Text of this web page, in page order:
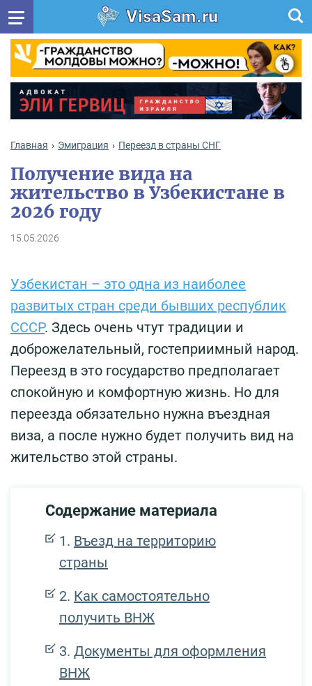
VisaSam.ru
Главная Эмиграция Переезд в страны СНГ
Получение вида на
жительство в Узбекистане в
2026 году
15.05.2026
Узбекистан – это одна из наиболее
развитых стран среди бывших республик
СССР. Здесь очень чтут традиции и
доброжелательный, гостеприимный народ.
Переезд в это государство предполагает
спокойную и комфортную жизнь. Но для
переезда обязательно нужна въездная
виза, а после нужно будет получить вид на
жительство этой страны.
Содержание материала
Въезд на территорию
страны
Как самостоятельно
получить ВНЖ
Документы для оформления
ВНЖ